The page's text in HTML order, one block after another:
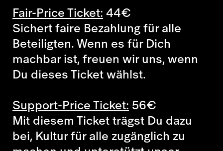
Fair-Price Ticket:44€
Sichert faire Bezahlung für alle
Beteiligten. Wenn es für Dich
machbar ist, freuen wir uns, wenn
Du dieses Ticket wählst.
Support-Price Ticket: 56€
Mit diesem Ticket trägst Du dazu
bei, Kultur für alle zugänglich zu